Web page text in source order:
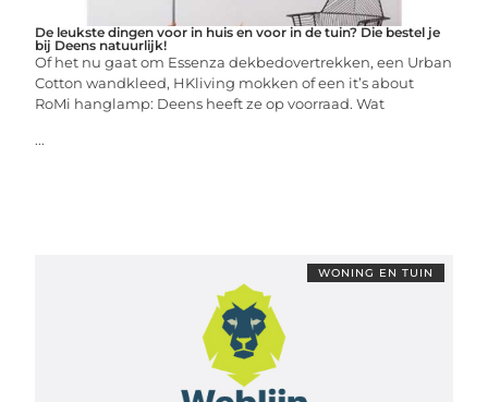
De leukste dingen voor in huis en voor in de tuin? Die bestel je
bij Deens natuurlijk!
Of het nu gaat om Essenza dekbedovertrekken, een Urban
Cotton wandkleed, HKliving mokken of een it’s about
RoMi hanglamp: Deens heeft ze op voorraad. Wat
...
WONING EN TUIN